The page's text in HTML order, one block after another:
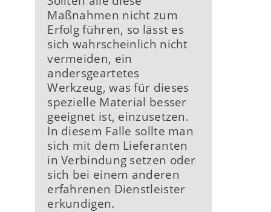
Maßnahmen nicht zum
Erfolg führen, so lässt es
sich wahrscheinlich nicht
vermeiden, ein
andersgeartetes
Werkzeug, was für dieses
spezielle Material besser
geeignet ist, einzusetzen.
In diesem Falle sollte man
sich mit dem Lieferanten
in Verbindung setzen oder
sich bei einem anderen
erfahrenen Dienstleister
erkundigen.